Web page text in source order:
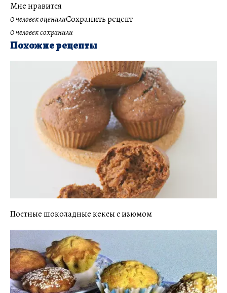
Мне нравится
0 человек оценилиСохранить рецепт
0 человек сохранили
Похожие рецепты
Постные шоколадные кексы с изюмом